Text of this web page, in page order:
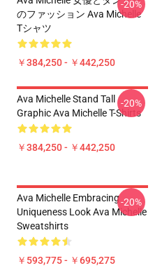
のファッション Ava Michelle
Tシャツ
￥384,250 - ￥442,250
-20%
Ava Michelle Stand Tall
Graphic Ava Michelle T-Shirts
￥384,250 - ￥442,250
-20%
Ava Michelle Embracing
Uniqueness Look Ava Michelle
Sweatshirts
￥593,775 - ￥695,275
-20%